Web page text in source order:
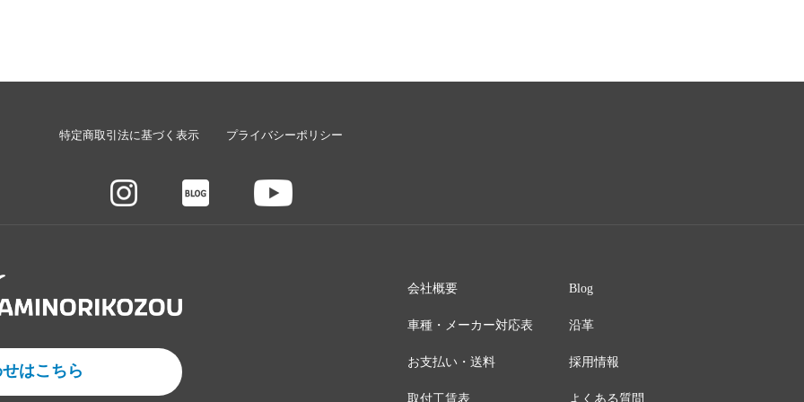
特定商取引法に基づく表示 プライバシーポリシー
はこちら
会社概要
車種・メーカー対応表
お支払い・送料
取付工賃表
Blog
沿革
採用情報
よくある質問